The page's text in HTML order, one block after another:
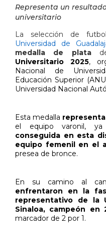
Representa un
universitario
La selección de
Universidad de
medalla de plata
Universitario 2025,
Nacional de
Educación Superior
Universidad Nacional
Esta medalla
el equipo varonil,
conseguida en esta
equipo femenil en el
presea de bronce.
En su camino al
enfrentaron en la
representativo de la
Sinaloa, campeón en
marcador de 2 por 1.